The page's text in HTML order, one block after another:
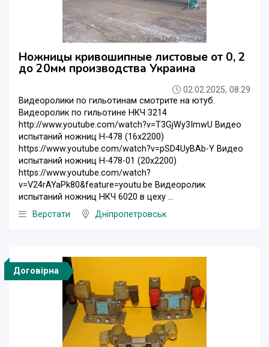
Ножницы кривошипные листовые от 0, 2
до 20мм производства Украина
02.02.2025, 08:29
Видеоролики по гильотинам смотрите на ютуб.
Видеоролик по гильотине НКЧ 3214
http://www.youtube.com/watch?v=T3GjWy3ImwU Видео
испытаний ножниц Н-478 (16х2200)
https://www.youtube.com/watch?v=pSD4UyBAb-Y Видео
испытаний ножниц Н-478-01 (20х2200)
https://www.youtube.com/watch?
v=V24rAYaPk80&feature=youtu.be Видеоролик
испытаний ножниц НКЧ 6020 в цеху ...
Верстати
Дніпропетровськ
Договірна